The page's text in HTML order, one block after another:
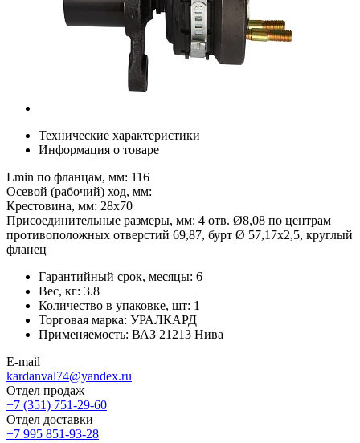
Технические характеристики
Информация о товаре
Lmin по фланцам, мм: 116
Осевой (рабочий) ход, мм:
Крестовина, мм: 28х70
Присоединительные размеры, мм: 4 отв. Ø8,08 по центрам
противоположных отверстий 69,87, бурт Ø 57,17х2,5, круглый
фланец
Гарантийный срок, месяцы: 6
Вес, кг: 3.8
Количество в упаковке, шт: 1
Торговая марка: УРАЛКАРД
Применяемость: ВАЗ 21213 Нива
E-mail
kardanval74@yandex.ru
Отдел продаж
+7 (351) 751-29-60
Отдел доставки
+7 995 851-93-28